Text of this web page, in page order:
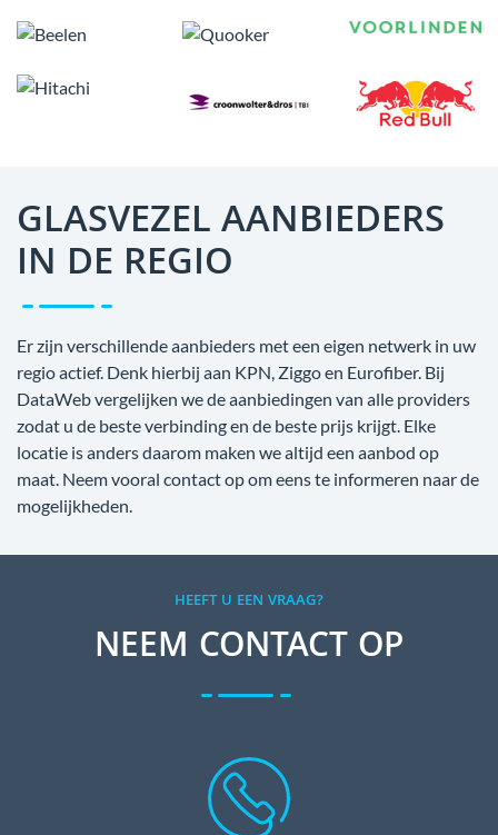
GLASVEZEL AANBIEDERS
IN DE REGIO
Er zijn verschillende aanbieders met een eigen netwerk in uw
regio actief. Denk hierbij aan KPN, Ziggo en Eurofiber. Bij
DataWeb vergelijken we de aanbiedingen van alle providers
zodat u de beste verbinding en de beste prijs krijgt. Elke
locatie is anders daarom maken we altijd een aanbod op
maat. Neem vooral contact op om eens te informeren naar de
mogelijkheden.
HEEFT U EEN VRAAG?
NEEM CONTACT OP